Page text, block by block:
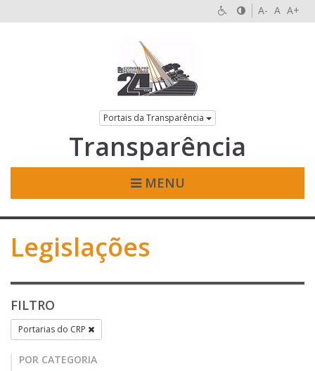
A- A A+
Portais da Transparência
Transparência
MENU
Legislações
FILTRO
Portarias do CRP
POR CATEGORIA